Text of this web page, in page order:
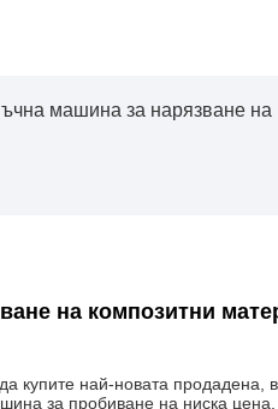
машина за нарязване на
на композитни
най-новата продадена,
за пробиване на ниска цена,